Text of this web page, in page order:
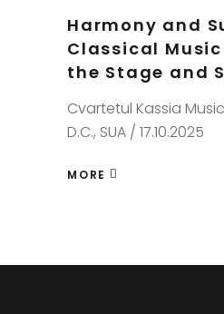
Harmony and
Classical
the Stage and
Cvartetul Kassia
D.C., SUA / 17.10.2025
MORE